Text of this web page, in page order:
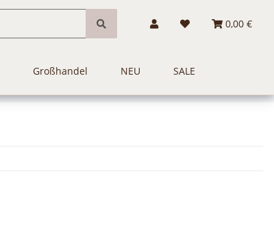
0,00 €
Großhandel NEU SALE